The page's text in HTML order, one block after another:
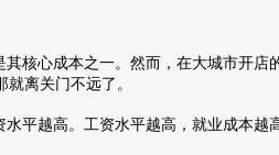
心成本之一。然而，在大城市开店
离关门不远了。
越高。工资水平越高，就业成本越